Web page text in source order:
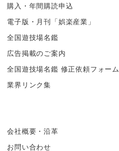
購入・年間購読申込
電子版・月刊「娯楽産業」
全国遊技場名鑑
広告掲載のご案内
全国遊技場名鑑 修正依頼フォーム
業界リンク集
会社概要・沿革
お問い合わせ